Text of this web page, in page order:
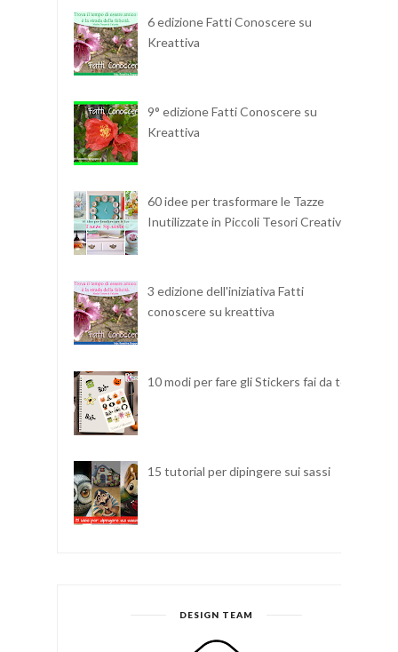
6 edizione Fatti Conoscere su
Kreattiva
9° edizione Fatti Conoscere su
Kreattiva
60 idee per trasformare le Tazze
Inutilizzate in Piccoli Tesori Creativi
3 edizione dell'iniziativa Fatti
conoscere su kreattiva
10 modi per fare gli Stickers fai da te
15 tutorial per dipingere sui sassi
DESIGN TEAM